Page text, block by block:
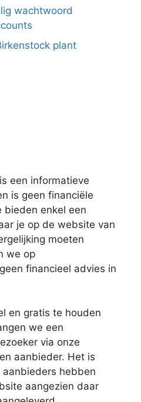
wachtwoord
plant
een informatieve
is geen financiële
bieden enkel een
je op de website van
moeten
we op
financieel advies in
en gratis te houden
we een
via onze
aanbieder. Het is
hebben
aangezien daar